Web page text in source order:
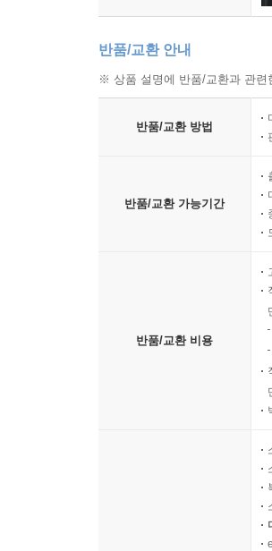
반품/교환 안내
※ 상품 설명에 반품/교환과 관련
반품/교환 방법
반품/교환 가능기간
반품/교환 비용